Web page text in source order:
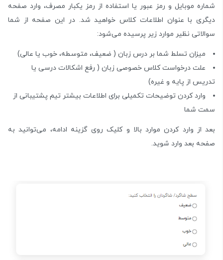
شماره موبایل و رمز عبور یا استفاده از رمز یکبار مصرف، وارد صفحه
دیگری با عنوان اطلاعات کلاس خواهید شد. در این صفحه از شما
سوالاتی نظیر موارد زیر پرسیده می‌شود:
میزان تسلط‌ شما بر درس زبان ( ضعیف، متوسطه، خوب یا عالی)
علت درخواست کلاس خصوصی زبان ( رفع اشکالات درسی یا
تدریس از پایه و غیره)
وارد کردن توضیحات تکمیلی برای اطلاعات بیشتر تیم پشتیبانی از
سمت شما
بعد از وارد کردن موارد بالا و کلیک روی گزینه ادامه، می‌توانید به
صفحه بعد وارد شوید.